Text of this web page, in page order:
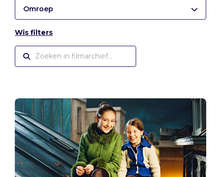
Omroep
Wis filters